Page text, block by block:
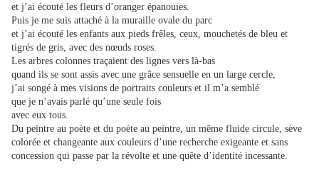
et j’ai écouté les fleurs d’oranger épanouies.
Puis je me suis attaché à la muraille ovale du parc
et j’ai écouté les enfants aux pieds frêles, ceux, mouchetés de bleu et
tigrés de gris, avec des nœuds roses.
Les arbres colonnes traçaient des lignes vers là-bas
quand ils se sont assis avec une grâce sensuelle en un large cercle,
j’ai songé à mes visions de portraits couleurs et il m’a semblé
que je n’avais parlé qu’une seule fois
avec eux tous.
Du peintre au poète et du poète au peintre, un même fluide circule, sève
colorée et changeante aux couleurs d’une recherche exigeante et sans
concession qui passe par la révolte et une quête d’identité incessante.